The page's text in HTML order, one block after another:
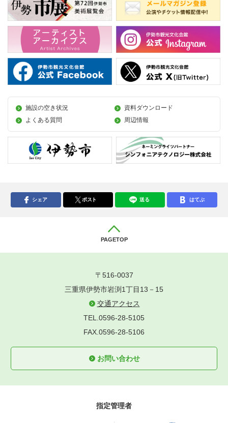
施設の空き状況
資料ダウンロード
よくある質問
周辺情報
シェア ポスト 送る はてぶ
PAGETOP
〒516-0037
三重県伊勢市岩渕1丁目13－15
交通アクセス
TEL.0596-28-5105
FAX.0596-28-5106
お問い合わせ
指定管理者